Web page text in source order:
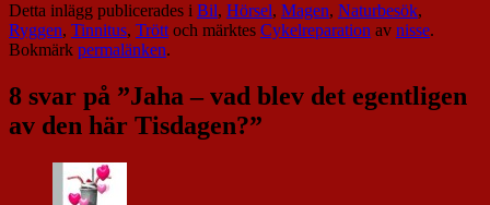
Detta inlägg publicerades i Bil, Hörsel, Magen, Naturbesök,
Ryggen, Tinnitus, Tröttoch märktes Cykelreparation av nisse.
Bokmärk permalänken.
8 svar på ”Jaha – vad blev det egentligen
av den här Tisdagen?”